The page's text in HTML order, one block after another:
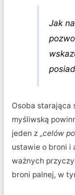
Jak
Osoba starająca
myśliwską
jeden z „celów
ustawie o broni i
ważnych
broni palnej, w